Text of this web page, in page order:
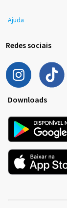
Ajuda
Redes sociais
Downloads